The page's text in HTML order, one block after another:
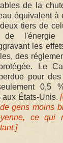
de la
équivalent à
tiers de
les
des
Le
pour
0,5
aux États-Unis.
gens moins
ce qui